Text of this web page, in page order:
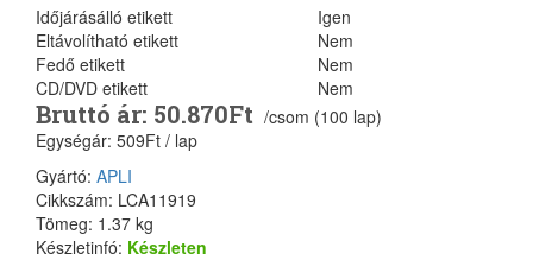
Időjárásálló etikett
Igen
Eltávolítható etikett
Nem
Fedő etikett
Nem
CD/DVD etikett
Nem
Bruttó ár: 50.870Ft /csom (100 lap)
Egységár: 509Ft / lap
Gyártó: APLI
Cikkszám: LCA11919
Tömeg: 1.37 kg
Készletinfó: Készleten